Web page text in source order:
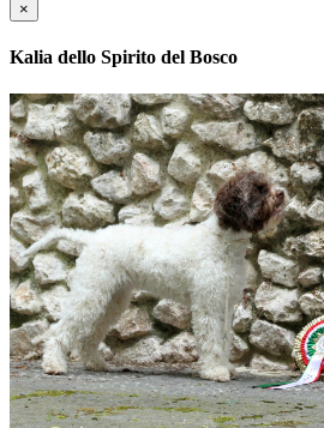
×
Kalia dello Spirito del Bosco